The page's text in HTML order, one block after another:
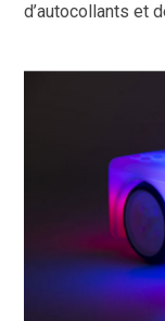
d’autocollants et